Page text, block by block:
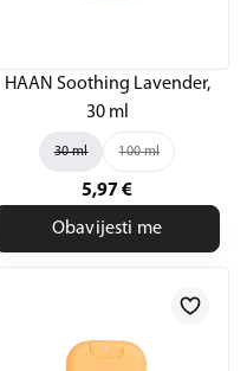
HAAN Soothing Lavender,
30 ml
30 ml 100 ml
5,97 €
Obavijesti me